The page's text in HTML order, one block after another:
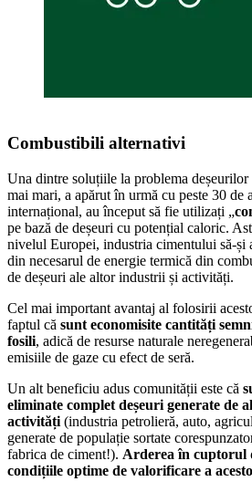
Combustibili alternativi
Una dintre soluțiile la problema
mai mari, a apărut în urmă cu peste 30 de
internațional, au început să fie utilizați „
pe bază de deșeuri cu potențial caloric.
nivelul Europei, industria cimentului să-și
din necesarul de energie termică din
de deșeuri ale altor industrii și activități.
Cel mai important avantaj al folosirii
faptul că sunt economisite cantități
fosili, adică de resurse naturale
emisiile de gaze cu efect de seră.
Un alt beneficiu adus comunității este că
eliminate complet deșeuri generate de
activități (industria petrolieră, auto,
generate de populație sortate
fabrica de ciment!). Arderea în cuptorul
condițiile optime de valorificare a